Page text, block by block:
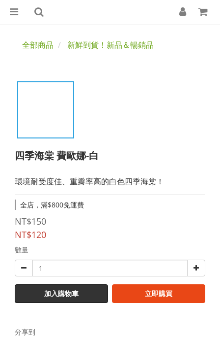
全部商品 新鮮到貨！新品＆暢銷品
四季海棠 費歐娜-白
環境耐受度佳、重瓣率高的白色四季海棠！
全店，滿$800免運費
NT$150
NT$120
數量
加入購物車 立即購買
分享到